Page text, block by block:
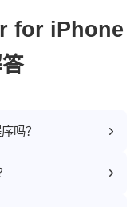
for iPhone
吗？